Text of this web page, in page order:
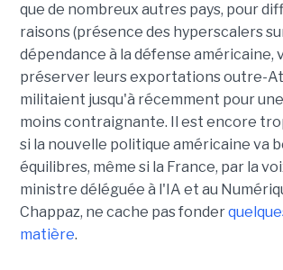
que de nombreux autres pays, pour
raisons (présence des hyperscalers
dépendance à la défense américaine,
préserver leurs exportations outre-
militaient jusqu'à récemment pour
moins contraignante. Il est encore
si la nouvelle politique américaine va
équilibres, même si la France, par la
ministre déléguée à l'IA et au
Chappaz, ne cache pas fonder
matière.